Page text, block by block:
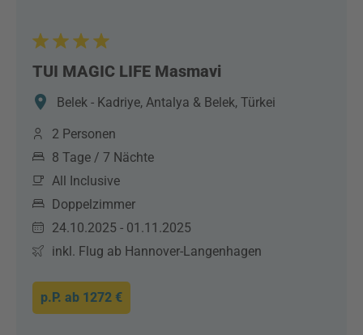
TUI MAGIC LIFE Masmavi
Belek - Kadriye, Antalya & Belek, Türkei
2 Personen
8 Tage / 7 Nächte
All Inclusive
Doppelzimmer
24.10.2025 - 01.11.2025
inkl. Flug ab Hannover-Langenhagen
p.P. ab 1272 €